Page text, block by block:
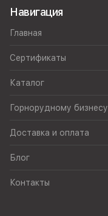
Навигация
Главная
Сертификаты
Каталог
Горнорудному бизнесу
Доставка и оплата
Блог
Контакты